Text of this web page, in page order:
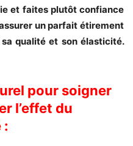
et faites plutôt confiance
un parfait étirement
qualité et son élasticité.
pour soigner
l’effet du
: